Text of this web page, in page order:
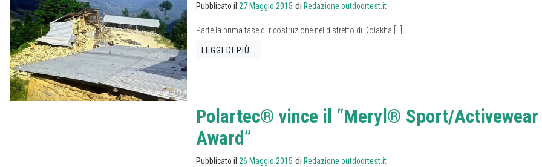
Pubblicato il 27 Maggio 2015 di Redazione outdoortest.it
Parte la prima fase di ricostruzione nel distretto di Dolakha […]
LEGGI DI PIÙ…
Polartec® vince il “Meryl® Sport/Activewear
Award”
Pubblicato il 26 Maggio 2015 di Redazione outdoortest.it